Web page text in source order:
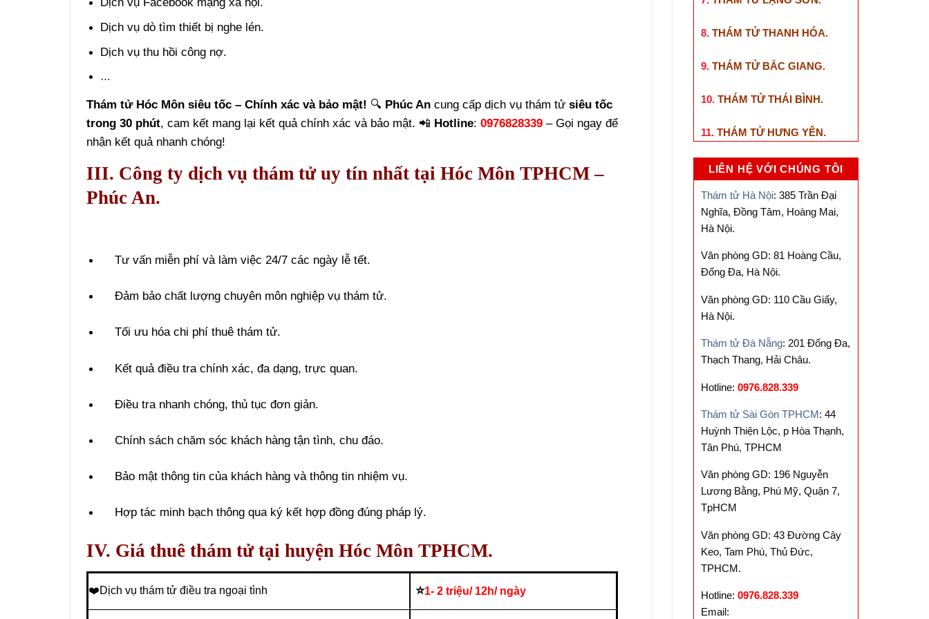
Dịch vụ dò tìm thiết bị nghe lén.
Dịch vụ thu hồi công nợ.
…
Thám tử Hóc Môn siêu tốc – Chính xác và bảo mật! 🔍 Phúc An cung cấp dịch vụ thám tửsiêu tốc
trong 30 phút, cam kết mang lại kết quả chính xác và bảo mật. 📲 Hotline:0976828339 – Gọi ngay để
nhận kết quả nhanh chóng!
III. Công ty dịch vụ thám tử uy tín nhất tại Hóc Môn TPHCM –
Phúc An.
Tư vấn miễn phí và làm việc 24/7 các ngày lễ tết.
Đảm bảo chất lượng chuyên môn nghiệp vụ thám tử.
Tối ưu hóa chi phí thuê thám tử.
Kết quả điều tra chính xác, đa dạng, trực quan.
Điều tra nhanh chóng, thủ tục đơn giản.
Chính sách chăm sóc khách hàng tận tình, chu đáo.
Bảo mật thông tin của khách hàng và thông tin nhiệm vụ.
Hợp tác minh bạch thông qua ký kết hợp đồng đúng pháp lý.
IV. Giá thuê thám tử tại huyện Hóc Môn TPHCM.
❤️Dịch vụ thám tử điều tra ngoại tình ⭐1- 2 triệu/ 12h/ ngày
8. THÁM TỬ THANH HÓA.
9. THÁM TỬ BẮC GIANG.
10. THÁM TỬ THÁI BÌNH.
11. THÁM TỬ HƯNG YÊN.
LIÊN HỆ VỚI CHÚNG TÔI
Thám tử Hà Nội: 385 Trần Đại
Nghĩa, Đồng Tâm, Hoàng Mai,
Hà Nội.
Văn phòng GD: 81 Hoàng Cầu,
Đống Đa, Hà Nội.
Văn phòng GD: 110 Cầu Giấy,
Hà Nội.
Thám tử Đà Nẵng: 201 Đống Đa,
Thạch Thang, Hải Châu.
Hotline: 0976.828.339
Thám tử Sài Gòn TPHCM: 44
Huỳnh Thiện Lộc, p Hòa Thạnh,
Tân Phú, TPHCM
Văn phòng GD: 196 Nguyễn
Lương Bằng, Phú Mỹ, Quận 7,
TpHCM
Văn phòng GD: 43 Đường Cây
Keo, Tam Phú, Thủ Đức,
TPHCM.
Hotline: 0976.828.339
Email: